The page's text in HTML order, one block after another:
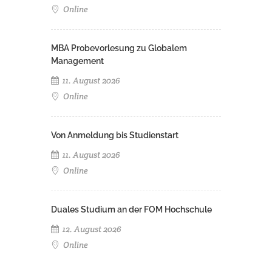
Online
MBA Probevorlesung zu Globalem
Management
11. August 2026
Online
Von Anmeldung bis Studienstart
11. August 2026
Online
Duales Studium an der FOM Hochschule
12. August 2026
Online